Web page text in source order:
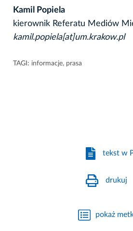
Kamil Popiela
kierownik Referatu Mediów
kamil.popiela[at]um.krakow.pl
TAGI: informacje, prasa
tekst w
drukuj
pokaż